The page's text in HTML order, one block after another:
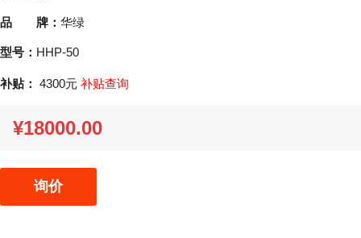
品 牌： 华绿
型号： HHP-50
补贴： 4300元 补贴查询
¥18000.00
询价